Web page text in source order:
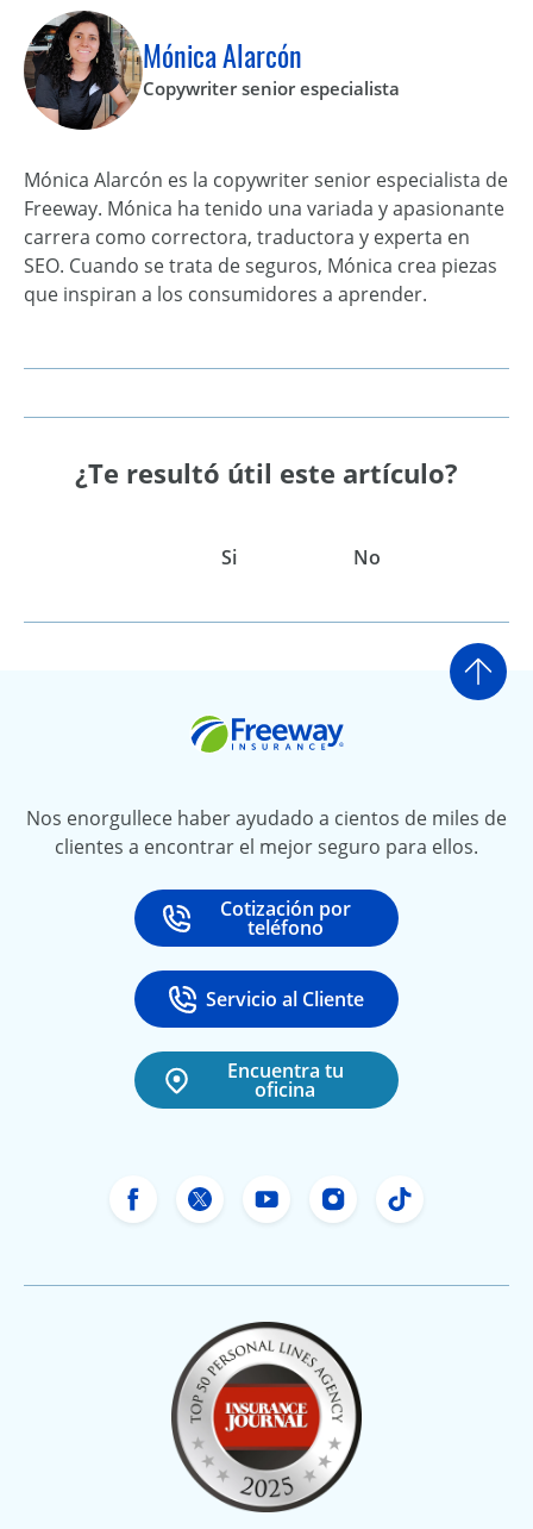
Mónica Alarcón
Copywriter senior especialista
Mónica Alarcón es la copywriter senior especialista de
Freeway. Mónica ha tenido una variada y apasionante
carrera como correctora, traductora y experta en
SEO. Cuando se trata de seguros, Mónica crea piezas
que inspiran a los consumidores a aprender.
¿Te resultó útil este artículo?
Si No
Ir
Nos enorgullece haber ayudado a cientos de miles de
clientes a encontrar el mejor seguro para ellos.
Call
Cotización por
teléfono
at
Call
Servicio al Cliente
at 888-531-6720
Encuentra tu
oficina
Facebook de Freeway Insurance
X de Freeway Insurance
YouTube de Freeway
Instagram
TikTok